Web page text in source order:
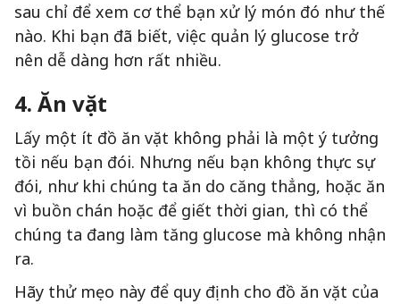
sau chỉ để xem cơ thể bạn xử lý món đó như thế
nào. Khi bạn đã biết, việc quản lý glucose trở
nên dễ dàng hơn rất nhiều.
4. Ăn vặt
Lấy một ít đồ ăn vặt không phải là một ý tưởng
tồi nếu bạn đói. Nhưng nếu bạn không thực sự
đói, như khi chúng ta ăn do căng thẳng, hoặc ăn
vì buồn chán hoặc để giết thời gian, thì có thể
chúng ta đang làm tăng glucose mà không nhận
ra.
Hãy thử mẹo này để quy định cho đồ ăn vặt của